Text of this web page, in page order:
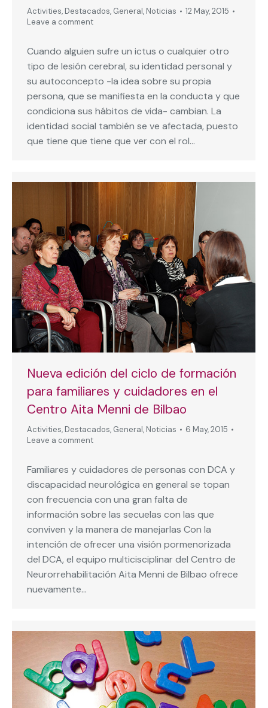
Activities, Destacados, General, Noticias
12 May, 2015
Leave a comment
Cuando alguien sufre un ictus o cualquier otro
tipo de lesión cerebral, su identidad personal y
su autoconcepto -la idea sobre su propia
persona, que se manifiesta en la conducta y que
condiciona sus hábitos de vida- cambian. La
identidad social también se ve afectada, puesto
que tiene que tiene que ver con el rol…
Nueva edición del ciclo de formación
para familiares y cuidadores en el
Centro Aita Menni de Bilbao
Activities, Destacados, General, Noticias
6 May, 2015
Leave a comment
Familiares y cuidadores de personas con DCA y
discapacidad neurológica en general se topan
con frecuencia con una gran falta de
información sobre las secuelas con las que
conviven y la manera de manejarlas Con la
intención de ofrecer una visión pormenorizada
del DCA, el equipo multicisciplinar del Centro de
Neurorrehabilitación Aita Menni de Bilbao ofrece
nuevamente…